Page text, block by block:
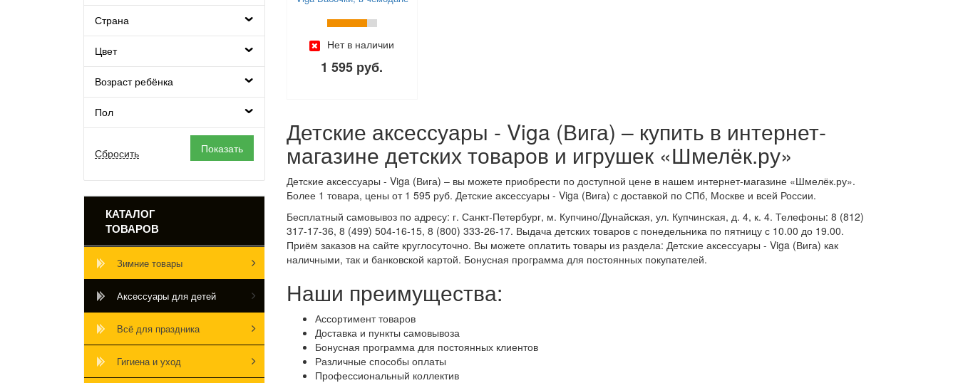
Lego (4)
Markwins (
Mary Poppins (108)
MGA (
Играем Вместе (
КНР (
Милая леди (2)
Оригами (
Шмелёк (26)
Страна
Цвет
Возраст ребёнка
Пол
КАТАЛОГ
ТОВАРОВ
Зимние товары
Аксессуары для детей
Всё для праздника
Гигиена и уход
Нет в наличии
1 595 руб.
Детские аксессуары - Viga (Вига) – купить в интернет-
магазине детских товаров и игрушек «Шмелёк.ру»
Детские аксессуары - Viga (Вига) – вы можете приобрести по доступной цене в нашем интернет-магазине «Шмелёк.ру».
Более 1 товара, цены от 1 595 руб. Детские аксессуары - Viga (Вига) с доставкой по СПб, Москве и всей России.
Бесплатный самовывоз по адресу: г. Санкт-Петербург, м. Купчино/Дунайская, ул. Купчинская, д. 4, к. 4. Телефоны: 8 (812)
317-17-36, 8 (499) 504-16-15, 8 (800) 333-26-17. Выдача детских товаров с понедельника по пятницу с 10.00 до 19.00.
Приём заказов на сайте круглосуточно. Вы можете оплатить товары из раздела: Детские аксессуары - Viga (Вига) как
наличными, так и банковской картой. Бонусная программа для постоянных покупателей.
Наши преимущества:
Ассортимент товаров
Доставка и пункты самовывоза
Бонусная программа для постоянных клиентов
Различные способы оплаты
Профессиональный коллектив